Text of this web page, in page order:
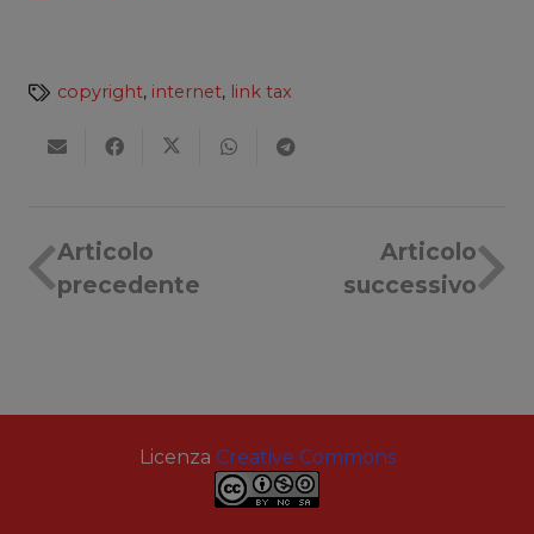
copyright, internet, link tax
Articolo
precedente
Articolo
successivo
Licenza Creative Commons